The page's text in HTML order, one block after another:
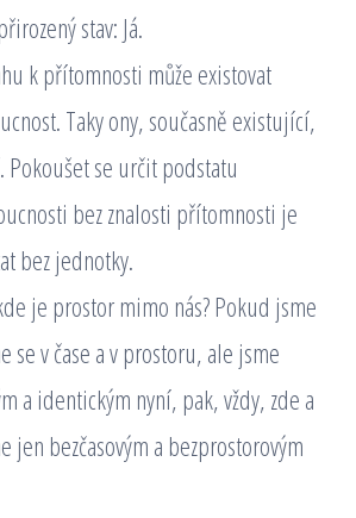
stav: Já.
k přítomnosti může existovat
Taky ony, současně existující,
se určit podstatu
bez znalosti přítomnosti je
bez jednotky.
je prostor mimo nás? Pokud jsme
se v čase a v prostoru, ale jsme
a identickým nyní, pak, vždy, zde a
jen bezčasovým a bezprostorovým